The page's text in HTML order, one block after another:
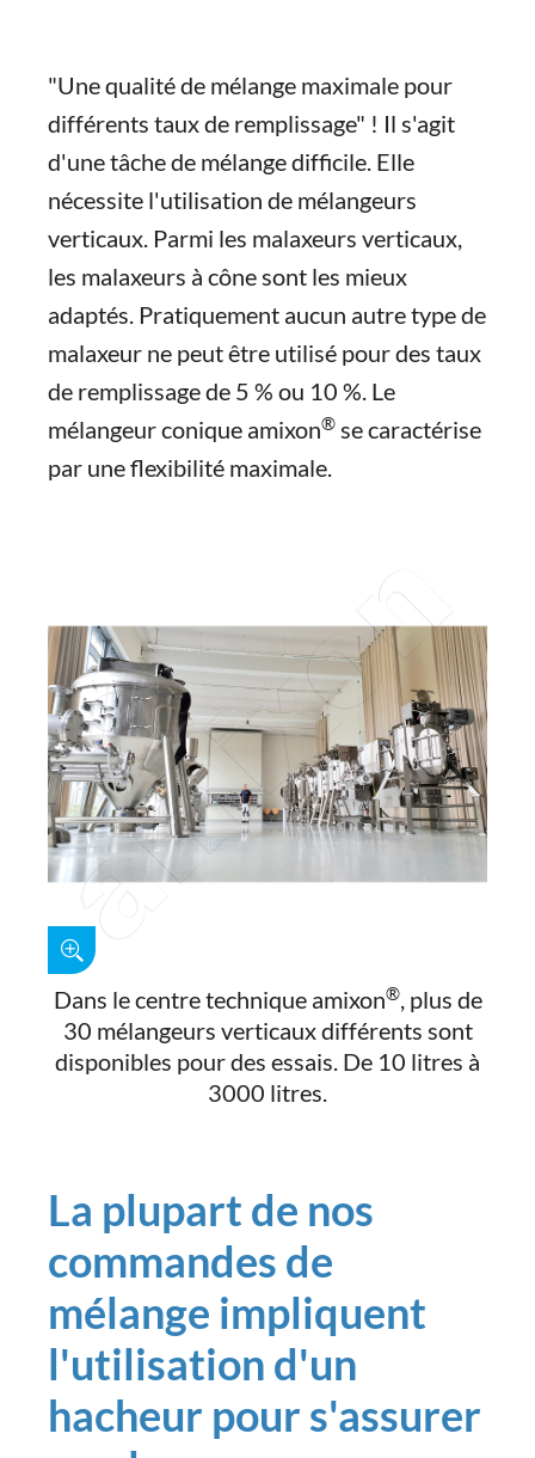
"Une qualité de mélange maximale pour
différents taux de remplissage" ! Il s'agit
d'une tâche de mélange difficile. Elle
nécessite l'utilisation de mélangeurs
verticaux. Parmi les malaxeurs verticaux,
les malaxeurs à cône sont les mieux
adaptés. Pratiquement aucun autre type de
malaxeur ne peut être utilisé pour des taux
de remplissage de 5 % ou 10 %. Le
mélangeur conique amixon® se caractérise
par une flexibilité maximale.
Dans le centre technique amixon®, plus de
30 mélangeurs verticaux différents sont
disponibles pour des essais. De 10 litres à
3000 litres.
La plupart de nos
commandes de
mélange impliquent
l'utilisation d'un
hacheur pour s'assurer